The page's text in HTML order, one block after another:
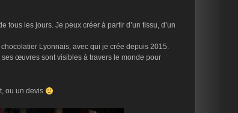
les jours. Je peux créer à partir d’un tissu, d’un
Lyonnais, avec qui je crée depuis 2015.
œuvres sont visibles à travers le monde pour
ou un devis